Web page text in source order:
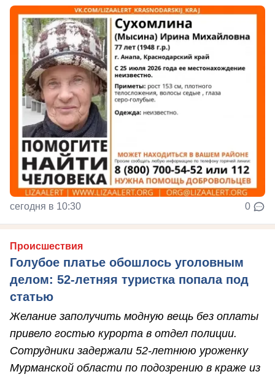
сегодня в 10:30 0
Происшествия
Голубое платье обошлось уголовным
делом: 52-летняя туристка попала под
статью
Желание заполучить модную вещь без оплаты
привело гостью курорта в отдел полиции.
Сотрудники задержали 52-летнюю уроженку
Мурманской области по подозрению в краже из